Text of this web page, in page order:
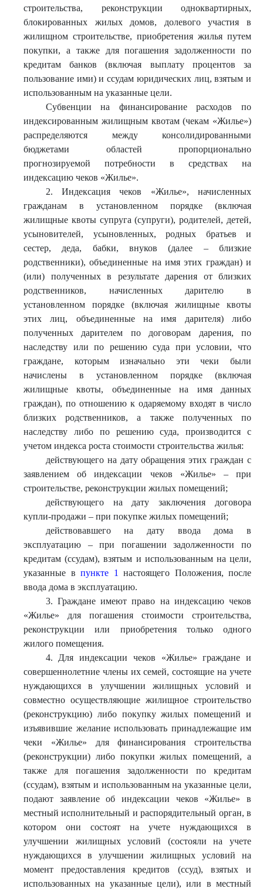
строительства, реконструкции одноквартирных,
блокированных жилых домов, долевого участия в
жилищном строительстве, приобретения жилья путем
покупки, а также для погашения задолженности по
кредитам банков (включая выплату процентов за
пользование ими) и ссудам юридических лиц, взятым и
использованным на указанные цели.
Субвенции на финансирование расходов по
индексированным жилищным квотам (чекам «Жилье»)
распределяются между консолидированными
бюджетами областей пропорционально
прогнозируемой потребности в средствах на
индексацию чеков «Жилье».
2. Индексация чеков «Жилье», начисленных
гражданам в установленном порядке (включая
жилищные квоты супруга (супруги), родителей, детей,
усыновителей, усыновленных, родных братьев и
сестер, деда, бабки, внуков (далее – близкие
родственники), объединенные на имя этих граждан) и
(или) полученных в результате дарения от близких
родственников, начисленных дарителю в
установленном порядке (включая жилищные квоты
этих лиц, объединенные на имя дарителя) либо
полученных дарителем по договорам дарения, по
наследству или по решению суда при условии, что
граждане, которым изначально эти чеки были
начислены в установленном порядке (включая
жилищные квоты, объединенные на имя данных
граждан), по отношению к одаряемому входят в число
близких родственников, а также полученных по
наследству либо по решению суда, производится с
учетом индекса роста стоимости строительства жилья:
действующего на дату обращения этих граждан с
заявлением об индексации чеков «Жилье» – при
строительстве, реконструкции жилых помещений;
действующего на дату заключения договора
купли-продажи – при покупке жилых помещений;
действовавшего на дату ввода дома в
эксплуатацию – при погашении задолженности по
кредитам (ссудам), взятым и использованным на цели,
указанные в пункте 1
настоящего Положения, после
ввода дома в эксплуатацию.
3. Граждане имеют право на индексацию чеков
«Жилье» для погашения стоимости строительства,
реконструкции или приобретения только одного
жилого помещения.
4. Для индексации чеков «Жилье» граждане и
совершеннолетние члены их семей, состоящие на учете
нуждающихся в улучшении жилищных условий и
совместно осуществляющие жилищное строительство
(реконструкцию) либо покупку жилых помещений и
изъявившие желание использовать принадлежащие им
чеки «Жилье» для финансирования строительства
(реконструкции) либо покупки жилых помещений, а
также для погашения задолженности по кредитам
(ссудам), взятым и использованным на указанные цели,
подают заявление об индексации чеков «Жилье» в
местный исполнительный и распорядительный орган, в
котором они состоят на учете нуждающихся в
улучшении жилищных условий (состояли на учете
нуждающихся в улучшении жилищных условий на
момент предоставления кредитов (ссуд), взятых и
использованных на указанные цели), или в местный